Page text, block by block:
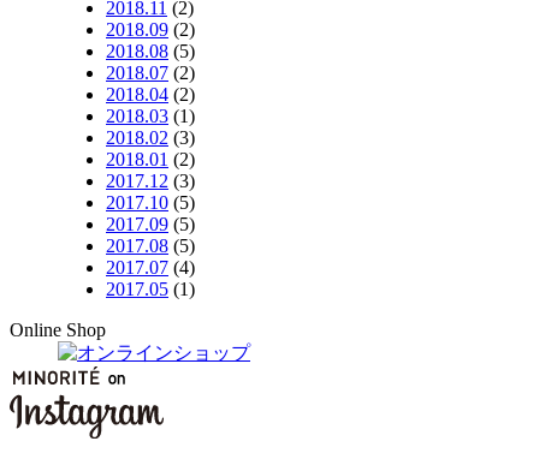
2018.11 (2)
2018.09 (2)
2018.08 (5)
2018.07 (2)
2018.04 (2)
2018.03 (1)
2018.02 (3)
2018.01 (2)
2017.12 (3)
2017.10 (5)
2017.09 (5)
2017.08 (5)
2017.07 (4)
2017.05 (1)
Online Shop